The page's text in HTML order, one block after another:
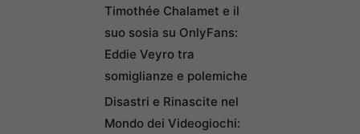
Timothée Chalamet e il
suo sosia su OnlyFans:
Eddie Veyro tra
somiglianze e polemiche
Disastri e Rinascite nel
Mondo dei Videogiochi: